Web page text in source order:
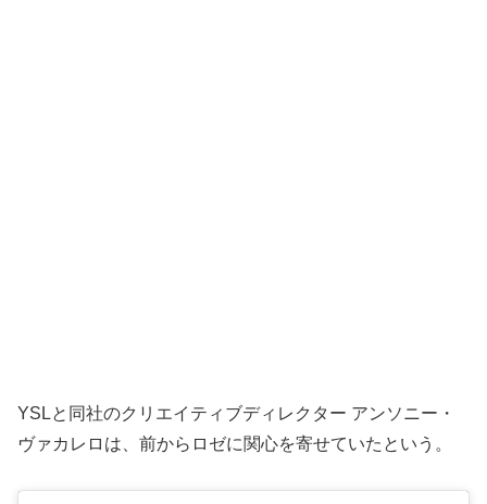
YSLと同社のクリエイティブディレクター アンソニー・
ヴァカレロは、前からロゼに関心を寄せていたという。